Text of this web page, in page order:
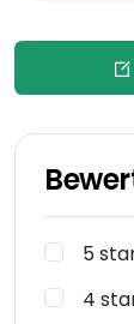
5
4